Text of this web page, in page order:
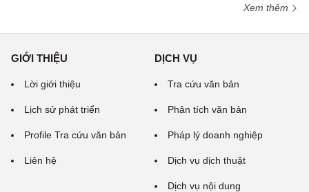
Xem thêm
GIỚI THIỆU
Lời giới thiệu
Lịch sử phát triển
Profile Tra cứu văn bản
Liên hệ
DỊCH VỤ
Tra cứu văn bản
Phân tích văn bản
Pháp lý doanh nghiệp
Dịch vụ dịch thuật
Dịch vụ nội dung